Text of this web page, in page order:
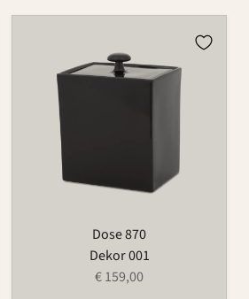
Dose 870
Dekor 001
€ 159,00